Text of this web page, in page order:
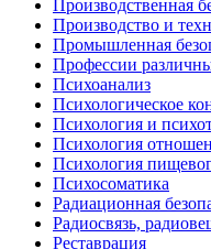
Производственная
Производство и
Промышленная
Профессии
Психоанализ
Психологическое
Психология и
Психология
Психология
Психосоматика
Радиационная
Радиосвязь,
Реставрация